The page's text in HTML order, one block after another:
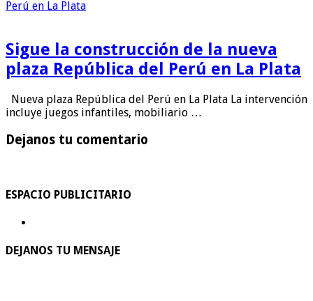
Sigue la construcción de la nueva
plaza República del Perú en La Plata
Nueva plaza República del Perú en La Plata La intervención
incluye juegos infantiles, mobiliario …
Dejanos tu comentario
ESPACIO PUBLICITARIO
DEJANOS TU MENSAJE